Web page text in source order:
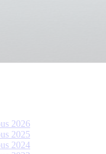
2026
2025
2024